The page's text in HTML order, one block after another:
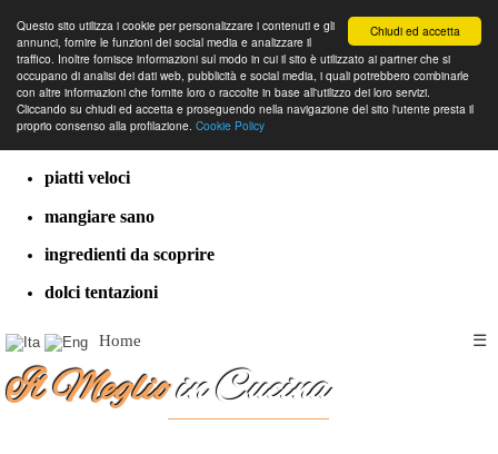
Chiudi ed accetta
Questo sito utilizza i cookie per personalizzare i contenuti e gli
annunci, fornire le funzioni dei social media e analizzare il
traffico. Inoltre fornisce informazioni sul modo in cui il sito è utilizzato ai partner che si
occupano di analisi dei dati web, pubblicità e social media, i quali potrebbero combinarle
con altre informazioni che fornite loro o raccolte in base all'utilizzo dei loro servizi.
Cliccando su chiudi ed accetta e proseguendo nella navigazione del sito l'utente presta il
proprio consenso alla profilazione. Cookie Policy
cucina dal mondo
ricette classiche
piatti veloci
mangiare sano
ingredienti da scoprire
dolci tentazioni
Home ☰
Il Meglioin Cucina